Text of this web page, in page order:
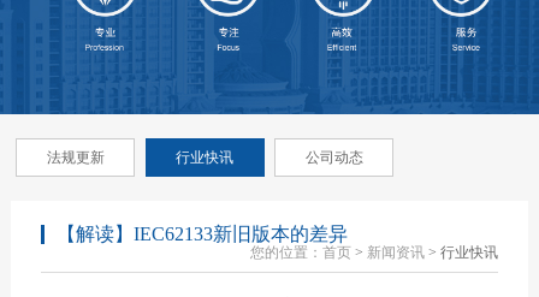
法规更新 行业快讯 公司动态
【解读】IEC62133新旧版本的差异
您的位置：首页 > 新闻资讯 > 行业快讯